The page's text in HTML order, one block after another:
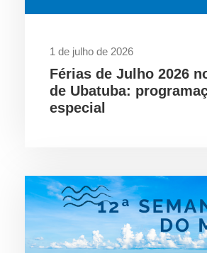
1 de julho de 2026
Férias de Julho 2026
de Ubatuba:
especial